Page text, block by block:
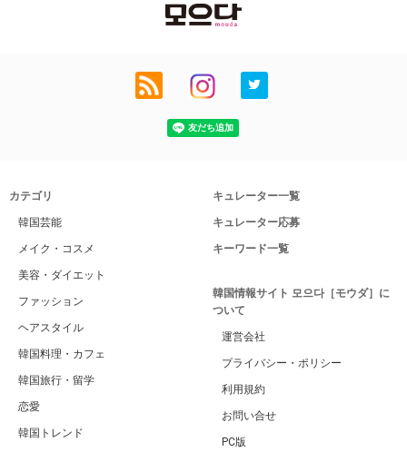
カテゴリ
韓国芸能
メイク・コスメ
美容・ダイエット
ファッション
ヘアスタイル
韓国料理・カフェ
韓国旅行・留学
恋愛
韓国トレンド
キュレーター一覧
キュレーター応募
キーワード一覧
韓国情報サイト 모으다［モウダ］に
ついて
運営会社
プライバシー・ポリシー
利用規約
お問い合せ
PC版